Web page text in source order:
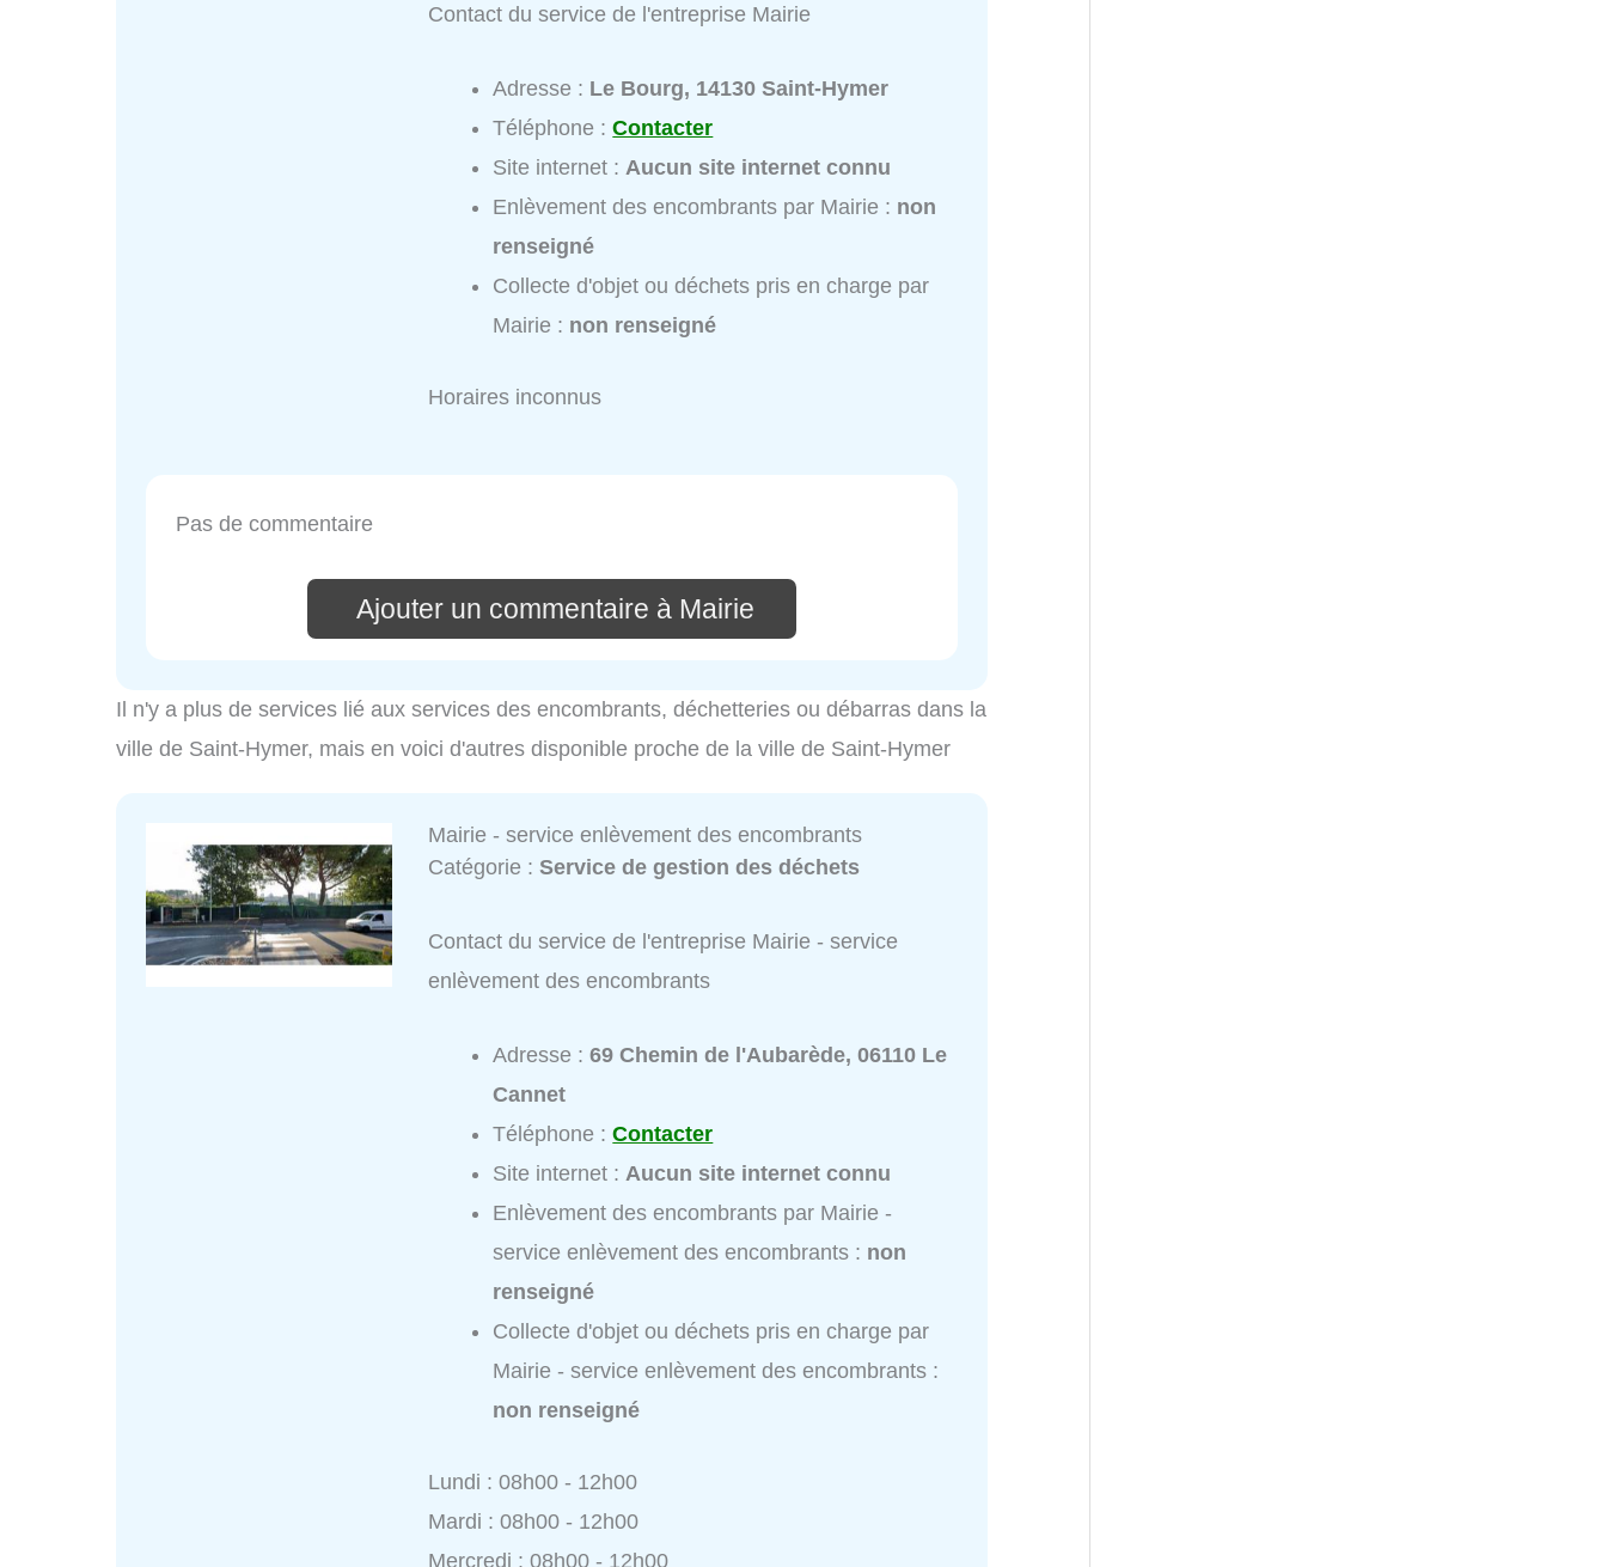
Contact du service de l'entreprise Mairie
Adresse : Le Bourg, 14130 Saint-Hymer
Téléphone :Contacter
Site internet : Aucun site internet connu
Enlèvement des encombrants par Mairie : non
renseigné
Collecte d'objet ou déchets pris en charge par
Mairie : non renseigné
Horaires inconnus
Pas de commentaire
Ajouter un commentaire à Mairie
Il n'y a plus de services lié aux services des encombrants, déchetteries ou débarras dans la
ville de Saint-Hymer, mais en voici d'autres disponible proche de la ville de Saint-Hymer
Mairie - service enlèvement des encombrants
Catégorie :Service de gestion des déchets
Contact du service de l'entreprise Mairie - service
enlèvement des encombrants
Adresse :69 Chemin de l'Aubarède, 06110 Le
Cannet
Téléphone :Contacter
Site internet : Aucun site internet connu
Enlèvement des encombrants par Mairie -
service enlèvement des encombrants : non
renseigné
Collecte d'objet ou déchets pris en charge par
Mairie - service enlèvement des encombrants :
non renseigné
Lundi : 08h00 - 12h00
Mardi : 08h00 - 12h00
Mercredi : 08h00 - 12h00